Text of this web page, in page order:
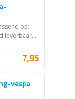
op:
leverbaar...
7,95
vespa